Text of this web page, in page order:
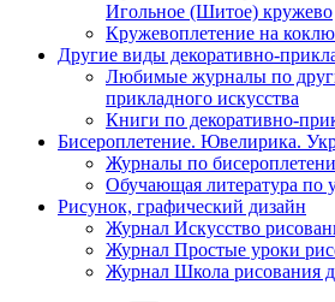
Игольное (Шитое) кружево
Кружевоплетение на
Другие виды декоративно-
Любимые журналы по
прикладного искусства
Книги по декоративно-
Бисероплетение. Ювелирика.
Журналы по
Обучающая литература по
Рисунок, графический дизайн
Журнал Искусство
Журнал Простые уроки
Журнал Школа рисования